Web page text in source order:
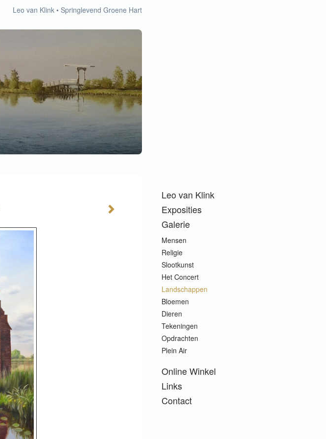
Leo van Klink Springlevend Groene Hart
Leo van Klink
Exposities
Galerie
Mensen
Religie
Slootkunst
Het Concert
Landschappen
Bloemen
Dieren
Tekeningen
Opdrachten
Plein Air
Online Winkel
Links
Contact